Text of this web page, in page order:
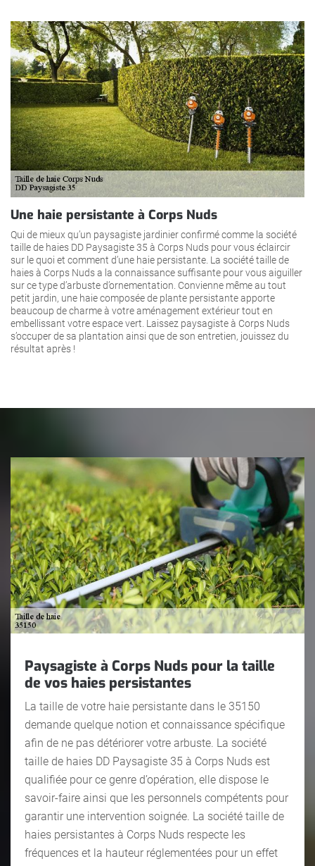
Une haie persistante à Corps Nuds
Qui de mieux qu’un paysagiste jardinier confirmé comme la société
taille de haies DD Paysagiste 35 à Corps Nuds pour vous éclaircir
sur le quoi et comment d’une haie persistante. La société taille de
haies à Corps Nuds a la connaissance suffisante pour vous aiguiller
sur ce type d’arbuste d’ornementation. Convienne même au tout
petit jardin, une haie composée de plante persistante apporte
beaucoup de charme à votre aménagement extérieur tout en
embellissant votre espace vert. Laissez paysagiste à Corps Nuds
s’occuper de sa plantation ainsi que de son entretien, jouissez du
résultat après !
Paysagiste à Corps Nuds pour la taille
de vos haies persistantes
La taille de votre haie persistante dans le 35150
demande quelque notion et connaissance spécifique
afin de ne pas détériorer votre arbuste. La société
taille de haies DD Paysagiste 35 à Corps Nuds est
qualifiée pour ce genre d’opération, elle dispose le
savoir-faire ainsi que les personnels compétents pour
garantir une intervention soignée. La société taille de
haies persistantes à Corps Nuds respecte les
fréquences et la hauteur réglementées pour un effet